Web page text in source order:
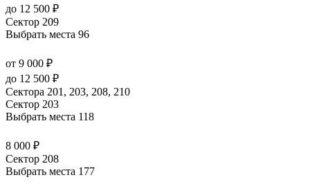
до 12 500 ₽
Сектор 209
Выбрать места 96
от 9 000 ₽
до 12 500 ₽
Сектора 201, 203, 208, 210
Сектор 203
Выбрать места 118
8 000 ₽
Сектор 208
Выбрать места 177